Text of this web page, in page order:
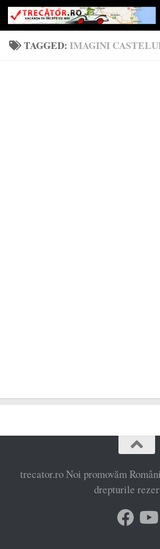
Skip to content
TAGGED: IMAGINI
trecator.ro Noi promovăm
drepturile